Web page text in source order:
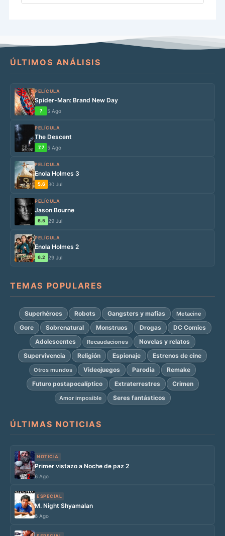
ÚLTIMOS ANÁLISIS
PELÍCULA
Spider-Man: Brand New Day
7 5 Ago
PELÍCULA
The Descent
7.7 5 Ago
PELÍCULA
Enola Holmes 3
5.6 30 Jul
PELÍCULA
Jason Bourne
6.5 29 Jul
PELÍCULA
Enola Holmes 2
6.2 29 Jul
TEMAS POPULARES
Superhéroes Robots Gangsters y mafias Metacine
Gore Sobrenatural Monstruos Drogas
DC Comics
Adolescentes
Recaudaciones
Novelas y relatos
Supervivencia
Religión Espionaje Estrenos de cine
Otros mundos Videojuegos Parodia
Remake
Futuro postapocalíptico
Extraterrestres Crimen
Amor imposible Seres fantásticos
ÚLTIMAS NOTICIAS
NOTICIA
Primer vistazo a Noche de paz 2
6 Ago
ESPECIAL
M. Night Shyamalan
6 Ago